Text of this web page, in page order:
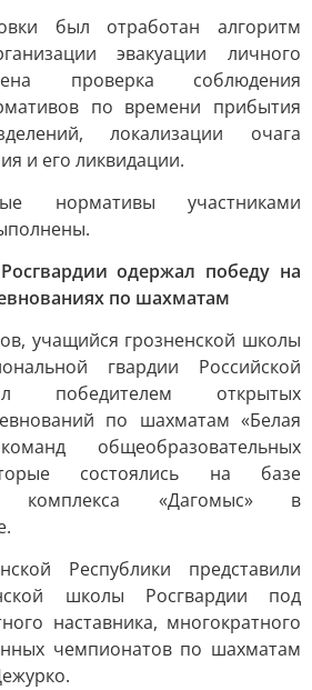
был отработан алгоритм
эвакуации личного
проверка соблюдения
по времени прибытия
локализации очага
и его ликвидации.
нормативы участниками
одержал победу на
по шахматам
учащийся грозненской школы
гвардии Российской
победителем открытых
по шахматам «Белая
общеобразовательных
состоялись на базе
комплекса «Дагомыс» в
Республики представили
школы Росгвардии под
наставника, многократного
чемпионатов по шахматам